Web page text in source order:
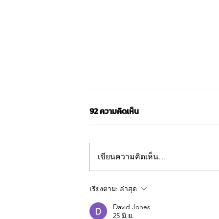
การเตรียมสถานที่ สำหรับการติด
ตั้งลิฟต์
92 ความคิดเห็น
เขียนความคิดเห็น…
เรียงตาม: ล่าสุด
David Jones
25 มิ.ย.